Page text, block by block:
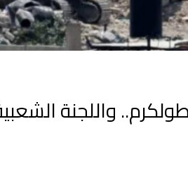
في مخيم طولكرم.. واللجنة